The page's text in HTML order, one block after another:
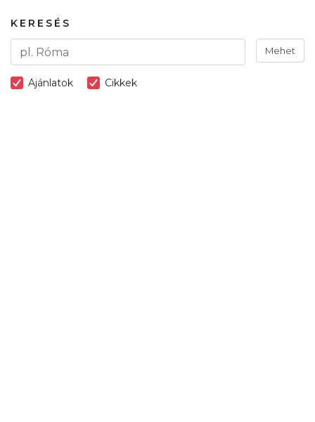
KERESÉS
Mehet
Ajánlatok Cikkek